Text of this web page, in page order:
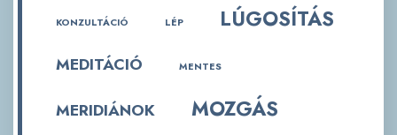
KONZULTÁCIÓ LÉP LÚGOSÍTÁS
MEDITÁCIÓ MENTES
MERIDIÁNOK
MOZGÁS